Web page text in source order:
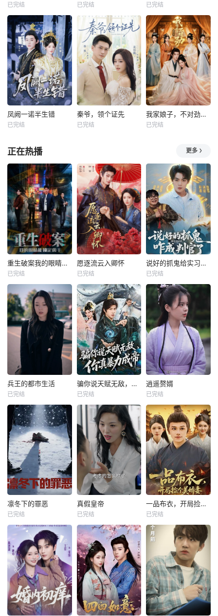
已完结 已完结 已完结
凤阙一诺半生错
已完结
秦爷，领个证先
已完结
我家娘子，不对劲第四季
已完结
正在热播 更多
重生破案我的眼睛能锁定凶手
已完结
愿逐流云入卿怀
已完结
说好的抓鬼给实习证明，咋成判官了
已完结
兵王的都市生活
已完结
骗你说天赋无敌，你真暴力成帝
已完结
逍遥赘婿
已完结
凛冬下的罪恶
已完结
真假皇帝
已完结
一品布衣，开局捡个美娇妻
已完结